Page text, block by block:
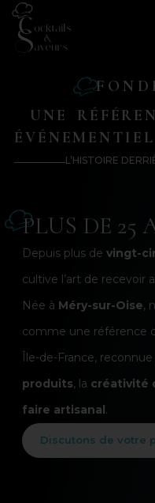
UNE
L’HISTOIRE
PLUS DE 25
Depuis plus de vingt-
cultive l’art de recevoir
Née à Méry-sur-Oise,
comme une référence
Île-de-France, reconnue
produits, la créativité
faire artisanal.
Discutons de votre